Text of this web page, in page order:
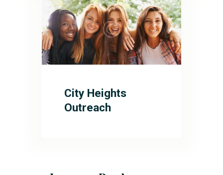
City Heights
Outreach